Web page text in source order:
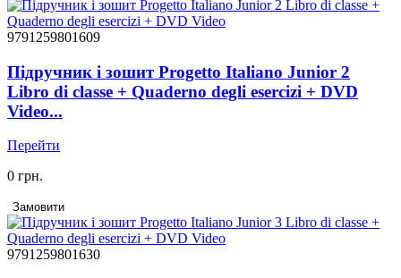
9791259801609
Підручник і зошит Progetto Italiano Junior 2
Libro di classe + Quaderno degli esercizi + DVD
Video...
Перейти
0 грн.
Замовити
9791259801630